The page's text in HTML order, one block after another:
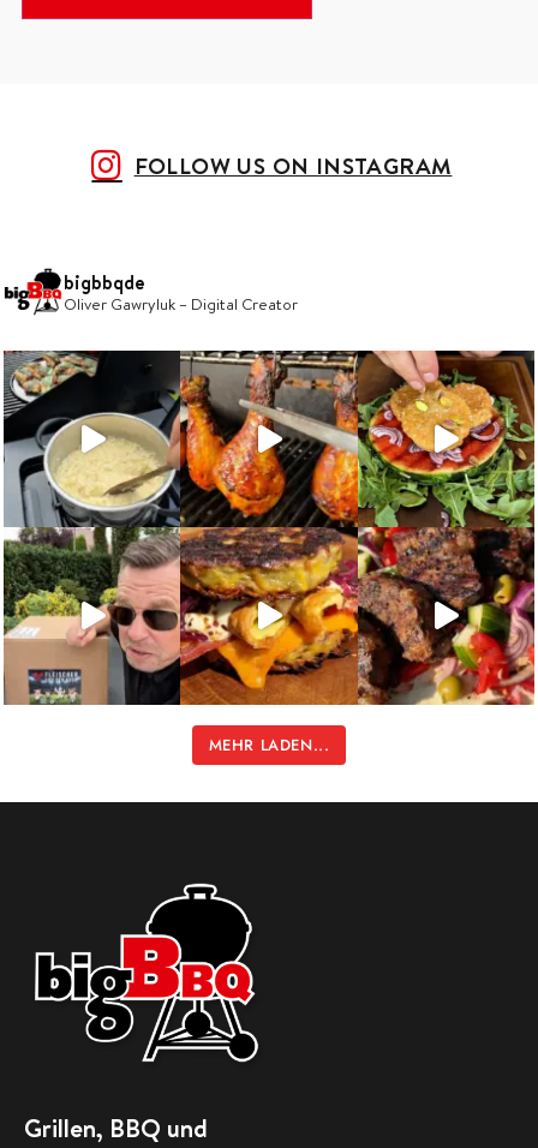
FOLLOW US ON INSTAGRAM
bigbbqde
Oliver Gawryluk – Digital Creator
MEHR LADEN...
Grillen, BBQ und